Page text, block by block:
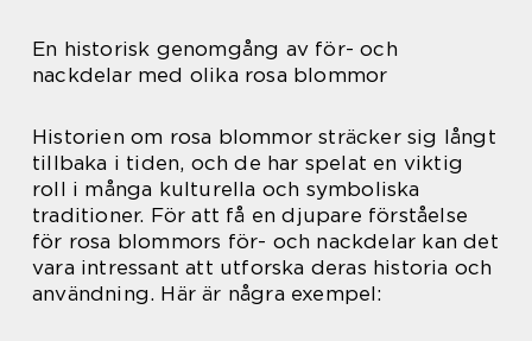
En historisk genomgång av för- och
nackdelar med olika rosa blommor
Historien om rosa blommor sträcker sig långt
tillbaka i tiden, och de har spelat en viktig
roll i många kulturella och symboliska
traditioner. För att få en djupare förståelse
för rosa blommors för- och nackdelar kan det
vara intressant att utforska deras historia och
användning. Här är några exempel: